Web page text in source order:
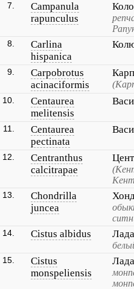
7.
Campanula
rapunculus
8.
Carlina
hispanica
9.
Carpobrotus
acinaciformis
10.
Centaurea
melitensis
11.
Centaurea
pectinata
12.
Centranthus
calcitrapae
13.
Chondrilla
juncea
14. Cistus albidus
15.
Cistus
monspeliensis